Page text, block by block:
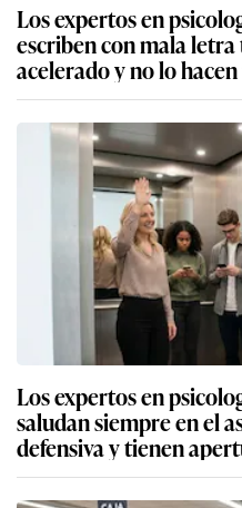
Los expertos en
escriben con mala
acelerado y no lo
Los expertos en
saludan siempre en el
defensiva y tienen